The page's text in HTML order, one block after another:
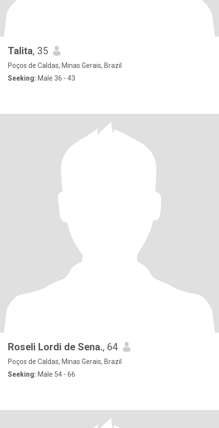
Talita, 35
Poços de Caldas, Minas Gerais, Brazil
Seeking: Male 36 - 43
Roseli Lordi de Sena., 64
Poços de Caldas, Minas Gerais, Brazil
Seeking: Male 54 - 66